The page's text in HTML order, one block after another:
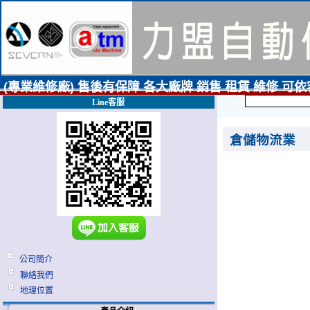
(專業維修廠) 售後有保障 各大廠牌 銷售 租賃 維修 可
Line客服
公司簡介
聯絡我們
地理位置
倉儲物流業